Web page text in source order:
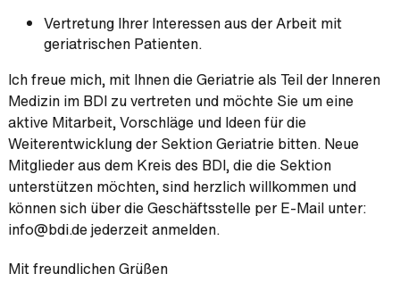
Vertretung Ihrer Interessen aus der Arbeit mit
geriatrischen Patienten.
Ich freue mich, mit Ihnen die Geriatrie als Teil der Inneren
Medizin im BDI zu vertreten und möchte Sie um eine
aktive Mitarbeit, Vorschläge und Ideen für die
Weiterentwicklung der Sektion Geriatrie bitten. Neue
Mitglieder aus dem Kreis des BDI, die die Sektion
unterstützen möchten, sind herzlich willkommen und
können sich über die Geschäftsstelle per E-Mail unter:
info@bdi.de jederzeit anmelden.
Mit freundlichen Grüßen